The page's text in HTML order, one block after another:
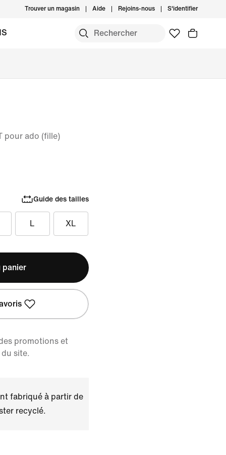
Trouver un magasin Aide Rejoins-nous S'identifier
pour ado (fille)
Guide des tailles
L XL
panier
promotions et
site.
fabriqué à partir de
recyclé.